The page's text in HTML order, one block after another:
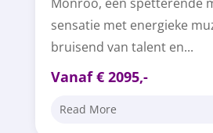
sensatie met energieke
bruisend van talent en...
Vanaf € 2095,-
Read More